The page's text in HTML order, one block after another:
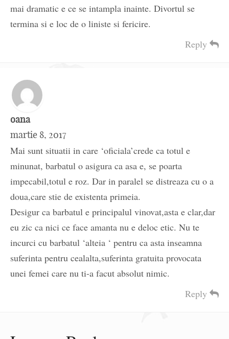
mai dramatic e ce se intampla inainte. Divortul se
termina si e loc de o liniste si fericire.
Reply
oana
martie 8, 2017
Mai sunt situatii in care ‘oficiala’crede ca totul e
minunat, barbatul o asigura ca asa e, se poarta
impecabil,totul e roz. Dar in paralel se distreaza cu o a
doua,care stie de existenta primeia.
Desigur ca barbatul e principalul vinovat,asta e clar,dar
eu zic ca nici ce face amanta nu e deloc etic. Nu te
incurci cu barbatul ‘alteia ‘ pentru ca asta inseamna
suferinta pentru cealalta,suferinta gratuita provocata
unei femei care nu ti-a facut absolut nimic.
Reply